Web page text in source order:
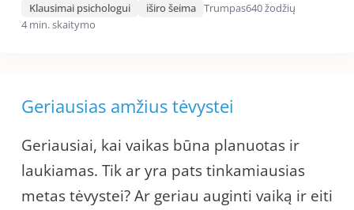
Klausimai psichologui iširo šeima Trumpas640 žodžių
4 min. skaitymo
Geriausias amžius tėvystei
Geriausiai, kai vaikas būna planuotas ir
laukiamas. Tik ar yra pats tinkamiausias
metas tėvystei? Ar geriau auginti vaiką ir eiti